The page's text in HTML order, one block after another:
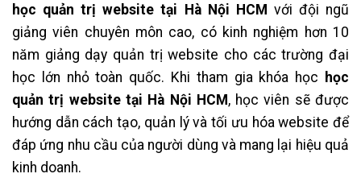
học quản trị website tại Hà Nội HCM với đội ngũ
giảng viên chuyên môn cao, có kinh nghiệm hơn 10
năm giảng dạy quản trị website cho các trường đại
học lớn nhỏ toàn quốc. Khi tham gia khóa học học
quản trị website tại Hà Nội HCM, học viên sẽ được
hướng dẫn cách tạo, quản lý và tối ưu hóa website để
đáp ứng nhu cầu của người dùng và mang lại hiệu quả
kinh doanh.